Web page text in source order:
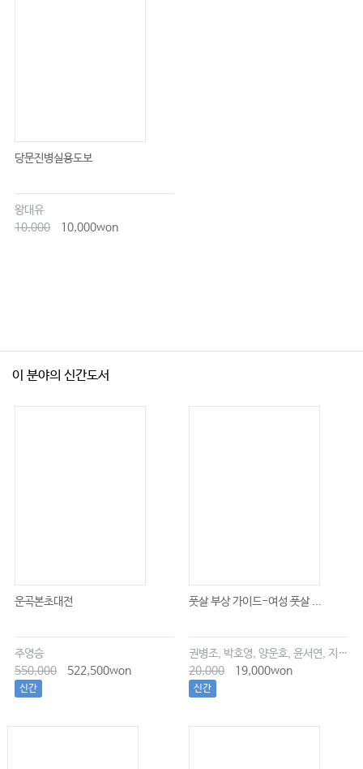
당문진병실용도보
왕대유
10,000
10,000won
이 분야의 신간도서
운곡본초대전
주영승
550,000
522,500won
신간
풋살 부상 가이드-여성 풋살 ...
권병조, 박호영, 양운호, 윤서연, 지현우
20,000
19,000won
신간